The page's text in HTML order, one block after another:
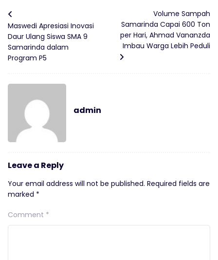
Maswedi Apresiasi Inovasi
Daur Ulang Siswa SMA 9
Samarinda dalam
Program P5
Volume Sampah
Samarinda Capai 600 Ton
per Hari, Ahmad Vananzda
Imbau Warga Lebih Peduli
admin
Leave a Reply
Your email address will not be published. Required fields are
marked *
Comment *